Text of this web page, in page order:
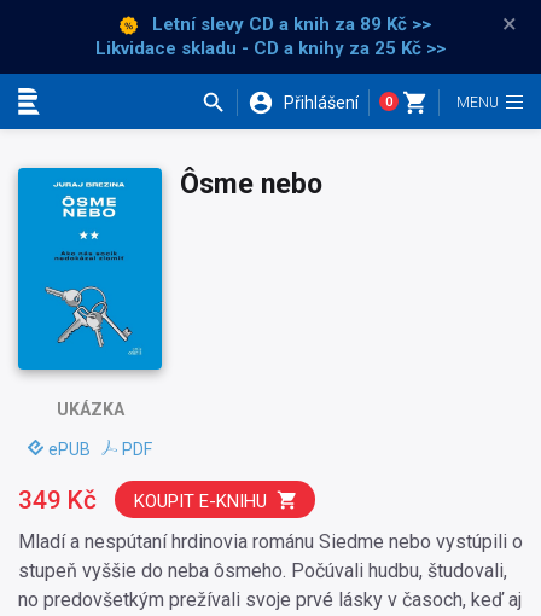
Letní slevy CD a knih za 89 Kč >>
Likvidace skladu - CD a knihy za 25 Kč >>
×
Přihlášení 0
UKÁZKA
ePUB PDF
Ôsme nebo
Mladí a nespútaní hrdinovia románu Siedme nebo vystúpili o
stupeň vyššie do neba ôsmeho. Počúvali hudbu, študovali,
no predovšetkým prežívali svoje prvé lásky v časoch, keď aj
349 Kč KOUPIT E-KNIHU